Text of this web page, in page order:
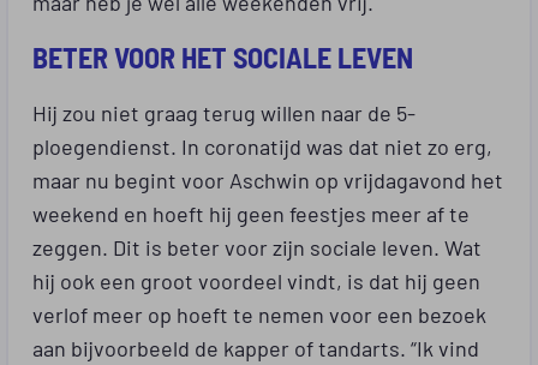
BETER VOOR HET SOCIALE LEVEN
Hij zou niet graag terug willen naar de 5-
ploegendienst. In coronatijd was dat niet zo erg,
maar nu begint voor Aschwin op vrijdagavond het
weekend en hoeft hij geen feestjes meer af te
zeggen. Dit is beter voor zijn sociale leven. Wat
hij ook een groot voordeel vindt, is dat hij geen
verlof meer op hoeft te nemen voor een bezoek
aan bijvoorbeeld de kapper of tandarts. “Ik vind